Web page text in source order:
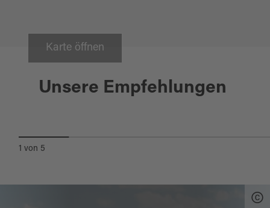
Karte öffnen
Unsere Empfehlungen
Mähring
EGERLÄNDER
1 von 5